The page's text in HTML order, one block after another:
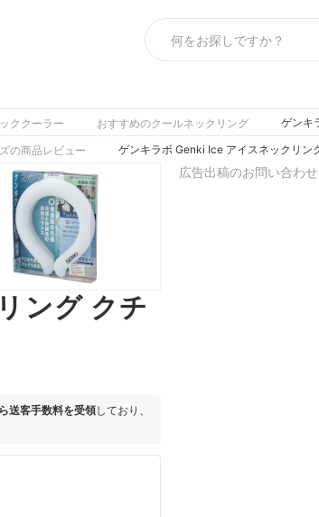
ククーラー おすすめのクールネックリング ゲンキ
の商品レビュー ゲンキラボ Genki Ice アイスネックリン
ング クチ
送客手数料を受領しており、
広告出稿のお問い合わ